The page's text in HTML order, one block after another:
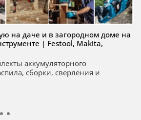
на даче и в загородном доме на
| Festool, Makita,
аккумуляторного
сборки, сверления и